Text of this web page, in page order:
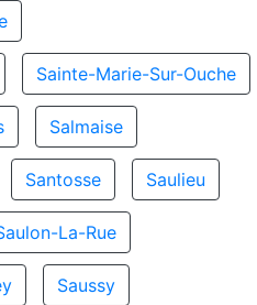
Sainte-Marie-Sur-Ouche
Salmaise
Santosse Saulieu
La-Rue
Saussy